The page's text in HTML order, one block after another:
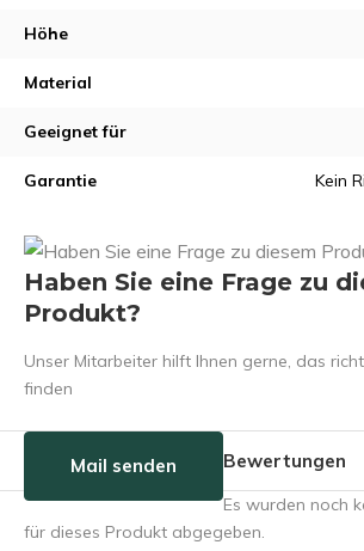
Höhe
Material
Geeignet für
Garantie Kein
Haben Sie eine Frage zu
Produkt?
Unser Mitarbeiter hilft Ihnen gerne, das
finden
Mail senden Bewertungen
Es wurden noch
für dieses Produkt abgegeben.